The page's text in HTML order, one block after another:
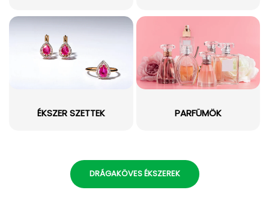
ÉKSZER SZETTEK PARFÜMÖK
DRÁGAKÖVES ÉKSZEREK